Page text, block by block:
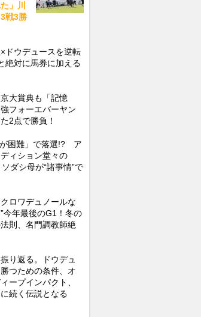
」川
戦3勝
×ドウデュースを逆転
絶対に馬券に加える
大賞典も「記憶
フォーエバーヤン
2点で勝負！
困難」で落選!? ア
ィション堂々の
ダシ母が“諸事情”で
クロワデュノールな
今年最後のG1！冬の
則、名門調教師絶
り返る。ドウデュ
つための条件、オ
ープインパクト、
続く伝説となる